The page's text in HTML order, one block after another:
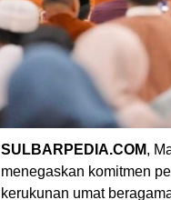
SULBARPEDIA.COM,
menegaskan komitmen
kerukunan umat